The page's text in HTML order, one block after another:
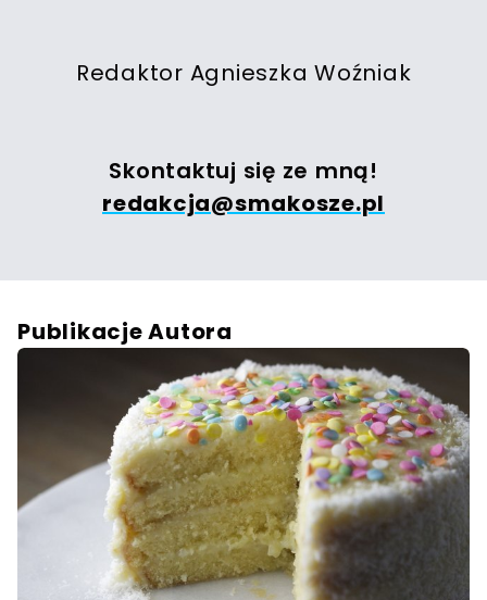
Redaktor Agnieszka Woźniak
Skontaktuj się ze mną!
redakcja@smakosze.pl
Publikacje Autora